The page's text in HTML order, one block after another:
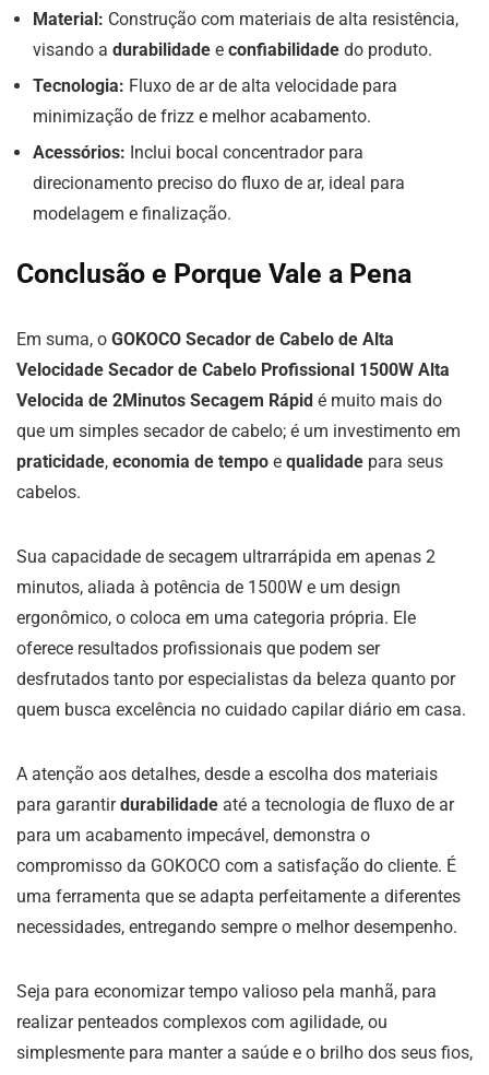
Material: Construção com materiais de alta resistência,
visando a durabilidade e confiabilidade do produto.
Tecnologia: Fluxo de ar de alta velocidade para
minimização de frizz e melhor acabamento.
Acessórios: Inclui bocal concentrador para
direcionamento preciso do fluxo de ar, ideal para
modelagem e finalização.
Conclusão e Porque Vale a Pena
Em suma, o GOKOCO Secador de Cabelo de Alta
Velocidade Secador de Cabelo Profissional 1500W Alta
Velocida de 2Minutos Secagem Rápid é muito mais do
que um simples secador de cabelo; é um investimento em
praticidade, economia de tempo e qualidade para seus
cabelos.
Sua capacidade de secagem ultrarrápida em apenas 2
minutos, aliada à potência de 1500W e um design
ergonômico, o coloca em uma categoria própria. Ele
oferece resultados profissionais que podem ser
desfrutados tanto por especialistas da beleza quanto por
quem busca excelência no cuidado capilar diário em casa.
A atenção aos detalhes, desde a escolha dos materiais
para garantirdurabilidade até a tecnologia de fluxo de ar
para um acabamento impecável, demonstra o
compromisso da GOKOCO com a satisfação do cliente. É
uma ferramenta que se adapta perfeitamente a diferentes
necessidades, entregando sempre o melhor desempenho.
Seja para economizar tempo valioso pela manhã, para
realizar penteados complexos com agilidade, ou
simplesmente para manter a saúde e o brilho dos seus fios,